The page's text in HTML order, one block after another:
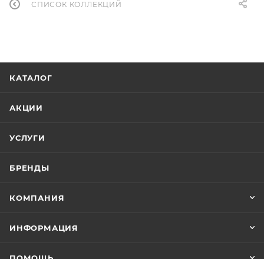
СПИСОК КОЛЛЕКЦИЙ
КАТАЛОГ
АКЦИИ
УСЛУГИ
БРЕНДЫ
КОМПАНИЯ
ИНФОРМАЦИЯ